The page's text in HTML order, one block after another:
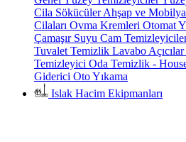
Cila SökücülerAhşap ve Mobilya
Cilaları Ovma Kremleri Otomat
Çamaşır Suyu Cam
Tuvalet Temizlik Lavabo Açıcılar
Temizleyici Oda Temizlik -
Giderici Oto Yıkama
Islak Hacim Ekipmanları